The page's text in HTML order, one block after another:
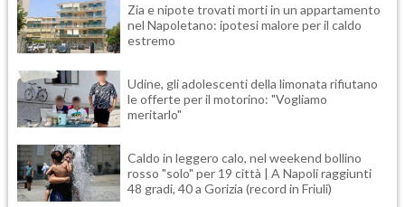
Zia e nipote trovati morti in un appartamento
nel Napoletano: ipotesi malore per il caldo
estremo
Udine, gli adolescenti della limonata rifiutano
le offerte per il motorino: "Vogliamo
meritarlo"
Caldo in leggero calo, nel weekend bollino
rosso "solo" per 19 città | A Napoli raggiunti
48 gradi, 40 a Gorizia (record in Friuli)